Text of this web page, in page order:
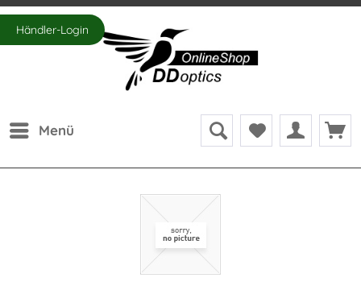
Händler-Login
Menü